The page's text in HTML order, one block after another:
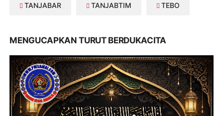
TANJABAR TANJABTIM TEBO
MENGUCAPKAN TURUT BERDUKACITA